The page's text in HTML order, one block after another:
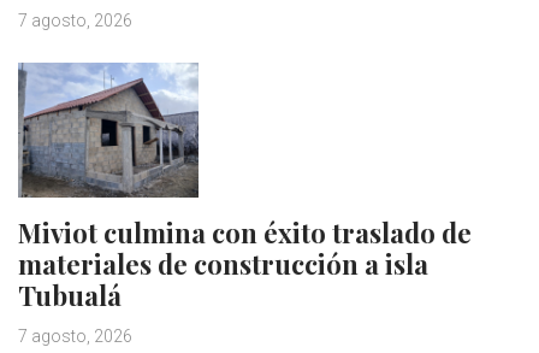
7 agosto, 2026
Miviot culmina con éxito traslado de
materiales de construcción a isla
Tubualá
7 agosto, 2026